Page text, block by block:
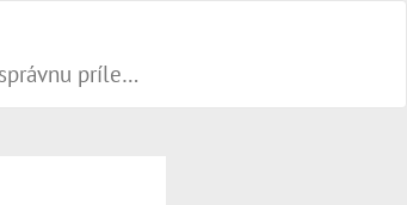
Progresívne PR články dokážu váš biznis popohnať vesmírnou rýchlosťou vpred. Nepremeškajte tú správnu príležitosť a publikujte na našom webe.